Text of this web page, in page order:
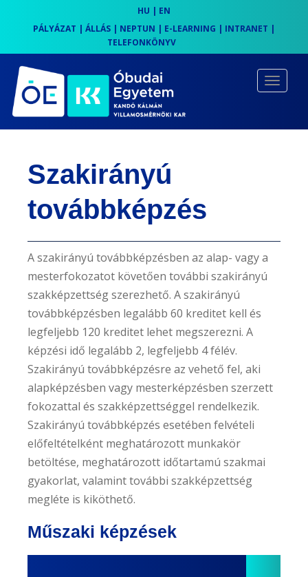
HU | EN
PÁLYÁZAT | ÁLLÁS | NEPTUN | E-LEARNING | INTRANET |
TELEFONKÖNYV
Szakirányú
továbbképzés
A szakirányú továbbképzésben az alap- vagy a
mesterfokozatot követően további szakirányú
szakképzettség szerezhető. A szakirányú
továbbképzésben legalább 60 kreditet kell és
legfeljebb 120 kreditet lehet megszerezni. A
képzési idő legalább 2, legfeljebb 4 félév.
Szakirányú továbbképzésre az vehető fel, aki
alapképzésben vagy mesterképzésben szerzett
fokozattal és szakképzettséggel rendelkezik.
Szakirányú továbbképzés esetében felvételi
előfeltételként meghatározott munkakör
betöltése, meghatározott időtartamú szakmai
gyakorlat, valamint további szakképzettség
megléte is kiköthető.
Műszaki képzések